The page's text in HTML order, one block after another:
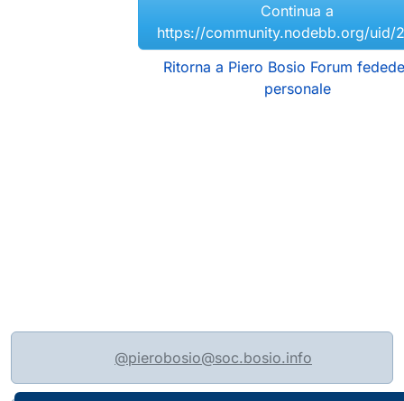
Continua a
https://community.nodebb.org/uid/
Ritorna a Piero Bosio Forum
personale
@pierobosio@soc.bosio.info